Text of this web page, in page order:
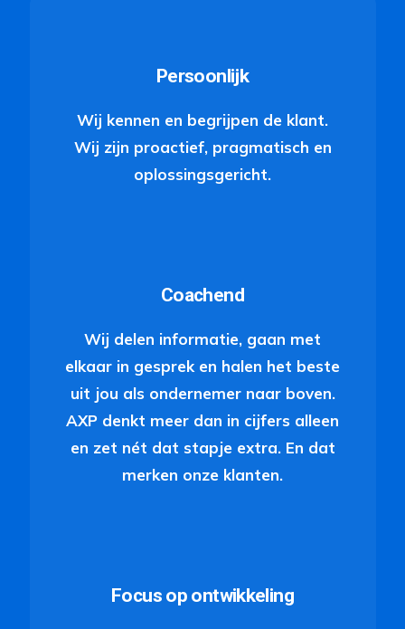
Persoonlijk
Wij kennen en begrijpen de klant.
Wij zijn proactief, pragmatisch en
oplossingsgericht.
Coachend
Wij delen informatie, gaan met
elkaar in gesprek en halen het beste
uit jou als ondernemer naar boven.
AXP denkt meer dan in cijfers alleen
en zet nét dat stapje extra. En dat
merken onze klanten.
Focus op ontwikkeling